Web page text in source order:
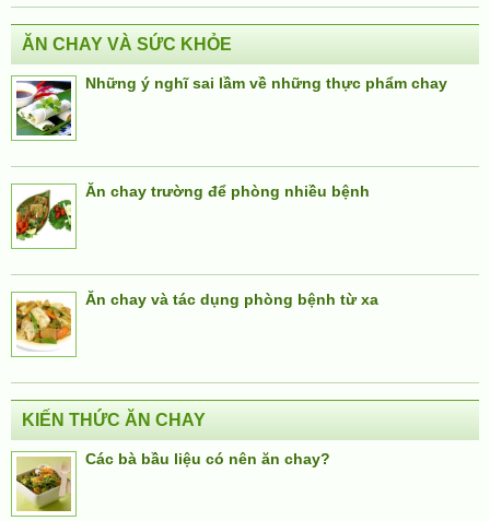
ĂN CHAY VÀ SỨC KHỎE
Những ý nghĩ sai lầm về những thực phẩm chay
Ăn chay trường để phòng nhiều bệnh
Ăn chay và tác dụng phòng bệnh từ xa
KIẾN THỨC ĂN CHAY
Các bà bầu liệu có nên ăn chay?